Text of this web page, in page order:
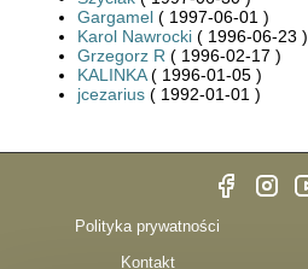
Gargamel ( 1997-06-01 )
Karol Nawrocki ( 1996-06-23 )
Grzegorz R ( 1996-02-17 )
KALINKA( 1996-01-05 )
jcezarius ( 1992-01-01 )
Polityka prywatności
Kontakt